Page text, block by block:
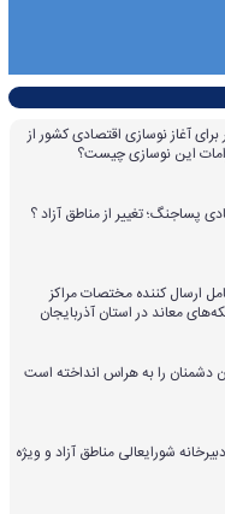
برای آغاز نوسازی اقتصادی کشور از
این نوسازی چیست؟
پساجنگ؛ تغییر از مناطق آزاد ؟
۱۴ عامل ارسال کننده مختصات مراکز
معاند در استان آذربایجان
دشمنان را به هراس انداخته است
شورایعالی مناطق آزاد و ویژه